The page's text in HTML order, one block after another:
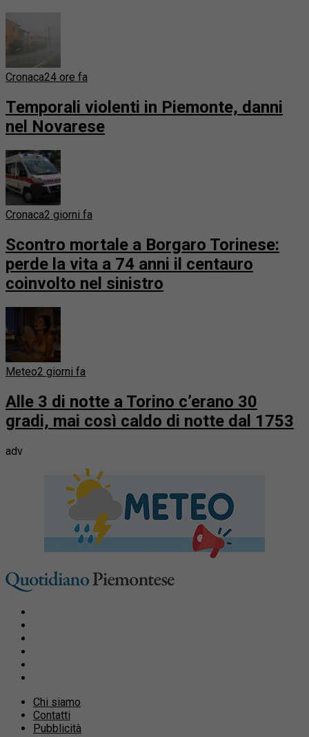
Cronaca24 ore fa
Temporali violenti in Piemonte, danni
nel Novarese
Cronaca2 giorni fa
Scontro mortale a Borgaro Torinese:
perde la vita a 74 anni il centauro
coinvolto nel sinistro
Meteo2 giorni fa
Alle 3 di notte a Torino c’erano 30
gradi, mai così caldo di notte dal 1753
adv
Chi siamo
Contatti
Pubblicità